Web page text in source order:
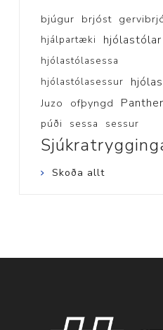
bjúgur brjóst
hjálpartæki hjólastólar
hjólastólasessa
hjólastólasessur
Juzo ofþyngd
púði sessa sessur
Skoða allt